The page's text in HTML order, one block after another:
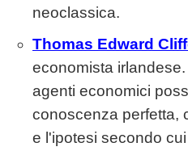
neoclassica.
Thomas Edward
economista
agenti economici
conoscenza perfetta,
e l'ipotesi secondo